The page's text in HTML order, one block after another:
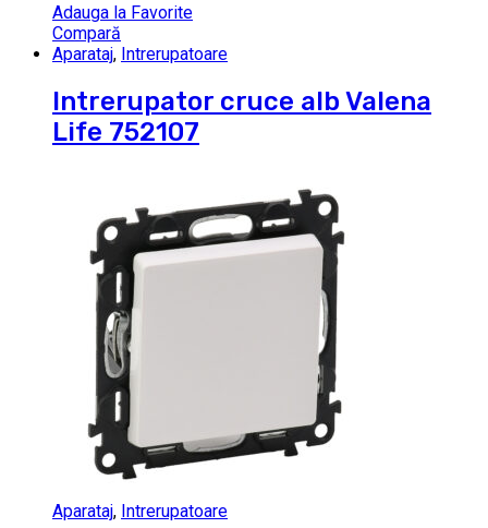
Adauga la Favorite
Compară
Aparataj, Intrerupatoare
Intrerupator cruce alb Valena
Life 752107
Aparataj, Intrerupatoare